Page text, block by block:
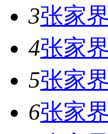
3张家
4张家
5张家
6张家